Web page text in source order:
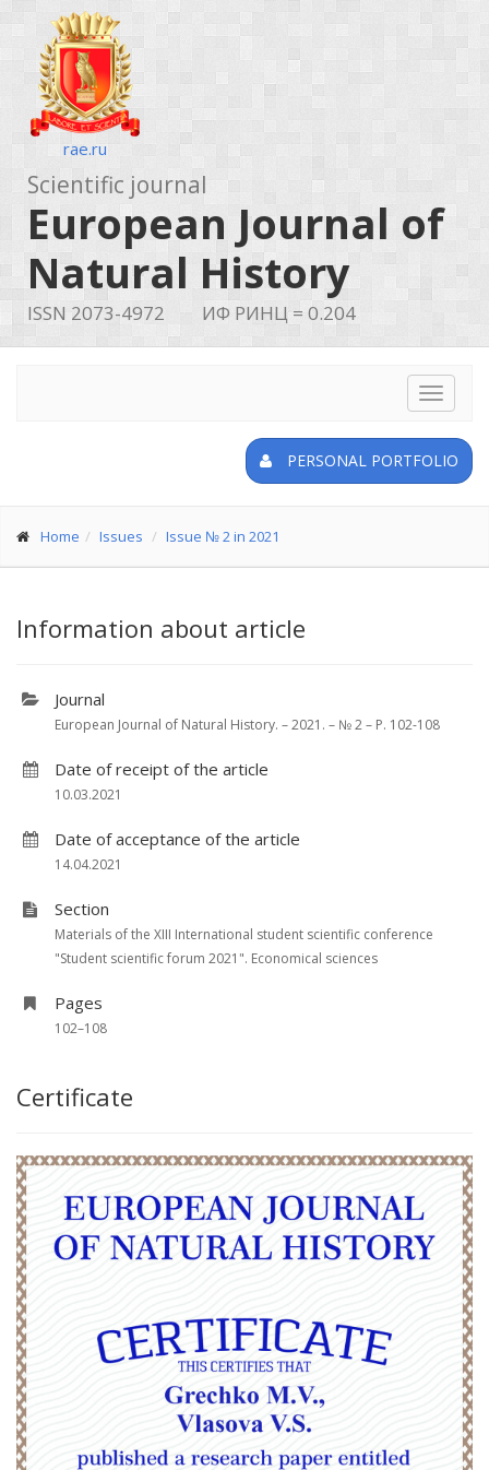
rae.ru
Scientific journal
European Journal of
Natural History
ISSN 2073-4972 ИФ РИНЦ = 0.204
Toggle
PERSONAL PORTFOLIO
Home Issues Issue № 2 in 2021
Information about article
Journal
European Journal of Natural History. – 2021. – № 2 – P. 102-108
Date of receipt of the article
10.03.2021
Date of acceptance of the article
14.04.2021
Section
Materials of the XIII International student scientific conference
"Student scientific forum 2021". Economical sciences
Pages
102–108
Certificate